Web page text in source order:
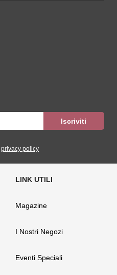
privacy policy
Magazine
I Nostri Negozi
Eventi Speciali